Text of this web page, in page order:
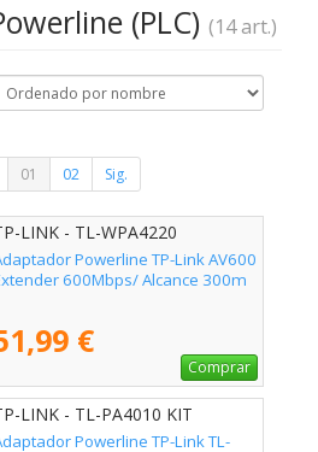
(PLC) (14 art.)
01 02 Sig.
LINK - TL-WPA4220
Powerline TP-Link AV600
600Mbps/ Alcance 300m
€
Comprar
LINK - TL-PA4010 KIT
Powerline TP-Link TL-